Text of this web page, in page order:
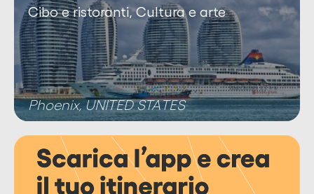
Cibo e ristoranti, Cultura e arte
Phoenix, UNITED STATES